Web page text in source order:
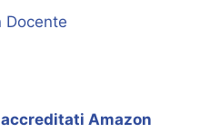
Docente
Amazon